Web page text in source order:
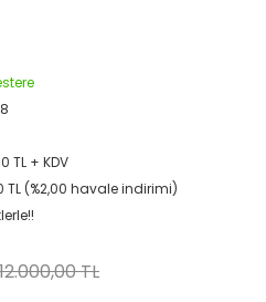
TL + KDV
TL (%2,00 havale indirimi)
12.000,00 TL